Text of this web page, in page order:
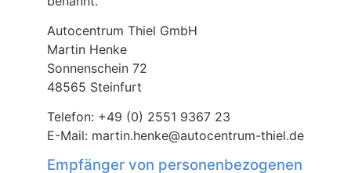
Autocentrum Thiel GmbH
Martin Henke
Sonnenschein 72
48565 Steinfurt
Telefon: +49 (0) 2551 9367 23
E-Mail: martin.henke@autocentrum-thiel.de
Empfänger von personenbezogenen